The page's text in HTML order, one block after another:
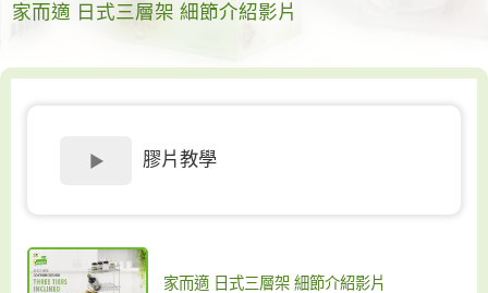
家而適 日式三層架 細節介紹影片
膠片教學
家而適 日式三層架 細節介紹影片